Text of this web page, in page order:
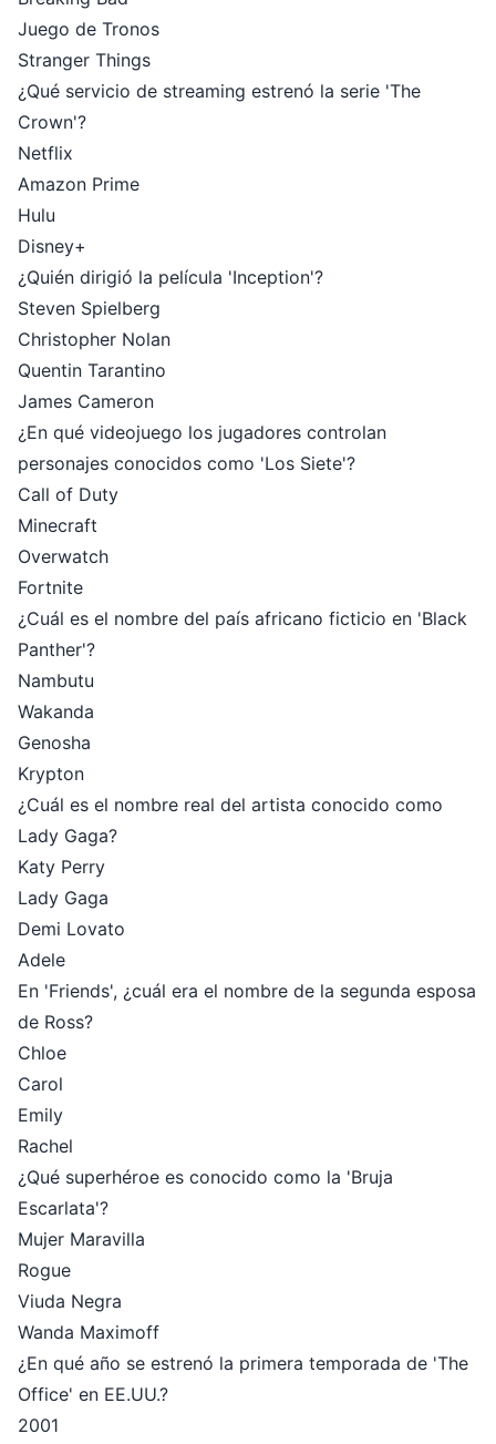
Juego de Tronos
Stranger Things
¿Qué servicio de streaming estrenó la serie 'The
Crown'?
Netflix
Amazon Prime
Hulu
Disney+
¿Quién dirigió la película 'Inception'?
Steven Spielberg
Christopher Nolan
Quentin Tarantino
James Cameron
¿En qué videojuego los jugadores controlan
personajes conocidos como 'Los Siete'?
Call of Duty
Minecraft
Overwatch
Fortnite
¿Cuál es el nombre del país africano ficticio en 'Black
Panther'?
Nambutu
Wakanda
Genosha
Krypton
¿Cuál es el nombre real del artista conocido como
Lady Gaga?
Katy Perry
Lady Gaga
Demi Lovato
Adele
En 'Friends', ¿cuál era el nombre de la segunda esposa
de Ross?
Chloe
Carol
Emily
Rachel
¿Qué superhéroe es conocido como la 'Bruja
Escarlata'?
Mujer Maravilla
Rogue
Viuda Negra
Wanda Maximoff
¿En qué año se estrenó la primera temporada de 'The
Office' en EE.UU.?
2001